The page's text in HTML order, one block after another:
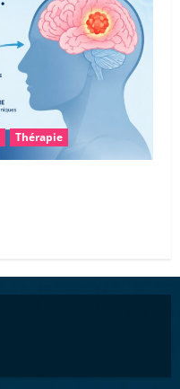
Thérapie